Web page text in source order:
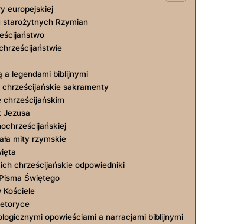
europejskiej
Rzymian
a legendami biblijnymi
chrześcijańskie sakramenty
Jezusa
‍mity rzymskie
chrześcijańskie odpowiedniki
Świętego
opowieściami a​ narracjami biblijnymi